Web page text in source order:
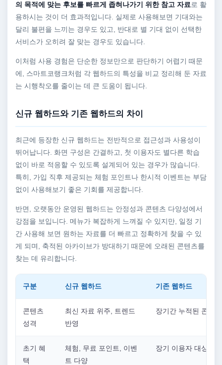
의 목적에 맞는 후보를 빠르게 좁혀나가기 위한 참고 자료로 활
용하시는 것이 더 효과적입니다. 실제로 사용해보면 기대와는
달리 불편을 느끼는 경우도 있고, 반대로 별 기대 없이 선택한
서비스가 오히려 잘 맞는 경우도 있습니다.
이처럼 사용 경험은 단순한 정보만으로 판단하기 어렵기 때문
에, 스마트코랭크처럼 각 웹하드의 특성을 비교 정리해 둔 자료
는 시행착오를 줄이는 데 큰 도움이 됩니다.
신규 웹하드와 기존 웹하드의 차이
최근에 등장한 신규 웹하드는 전반적으로 접근성과 사용성이
뛰어납니다. 화면 구성은 간결하고, 첫 이용자도 별다른 학습
없이 바로 적응할 수 있도록 설계되어 있는 경우가 많습니다.
특히, 가입 직후 제공되는 체험 포인트나 한시적 이벤트는 부담
없이 사용해보기 좋은 기회를 제공합니다.
반면, 오랫동안 운영된 웹하드는 안정성과 콘텐츠 다양성에서
강점을 보입니다. 메뉴가 복잡하게 느껴질 수 있지만, 일정 기
간 사용해 보면 원하는 자료를 더 빠르고 정확하게 찾을 수 있
게 되며, 축적된 아카이브가 방대하기 때문에 오래된 콘텐츠를
찾는 데 유리합니다.
구분 신규 웹하드 기존 웹하드
콘텐츠
성격
최신 자료 위주, 트렌드
반영
장기간 누적된 콘텐
초기 혜
택
체험, 무료 포인트, 이벤
트 다양
장기 이용자 대상 혜